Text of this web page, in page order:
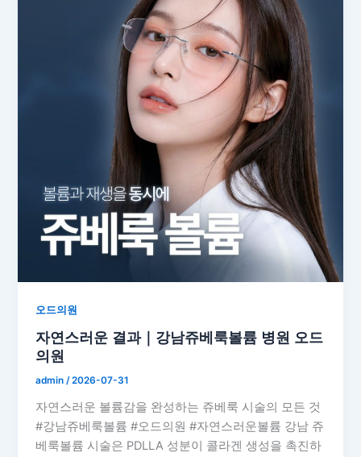
오드의원
자연스러운 결과｜강남쥬베룩볼륨 병원 오드
의원
admin/2026-07-31
자연스러운 볼륨감을 완성하는 쥬베룩 시술의 모든 것
#강남쥬베룩볼륨 #오드의원 #자연스러운볼륨 강남 쥬
베룩볼륨 시술은 PDLLA 성분이 콜라겐 생성을 촉진하